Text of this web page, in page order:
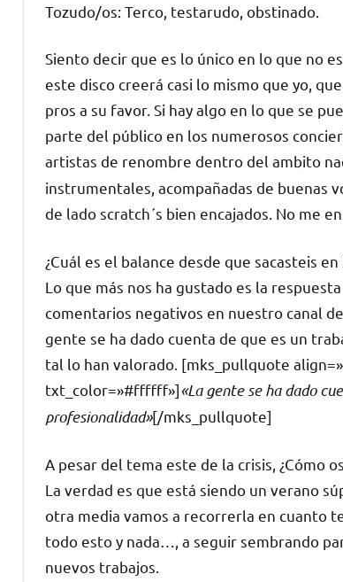
Tozudo/os: Terco, testarudo, obstinado.
Siento decir que es lo único en lo que no
este disco creerá casi lo mismo que yo,
pros a su favor. Si hay algo en lo que se
parte del público en los numerosos
artistas de renombre dentro del ambito
instrumentales, acompañadas de buenas
de lado scratch´s bien encajados. No me
¿Cuál es el balance desde que sacasteis
Lo que más nos ha gustado es la
comentarios negativos en nuestro canal
gente se ha dado cuenta de que es un
tal lo han valorado. [mks_pullquote
txt_color=»#ffffff»]«La gente se ha dado
profesionalidad»[/mks_pullquote]
A pesar del tema este de la crisis, ¿Cómo
La verdad es que está siendo un verano
otra media vamos a recorrerla en cuanto
todo esto y nada…, a seguir sembrando
nuevos trabajos.